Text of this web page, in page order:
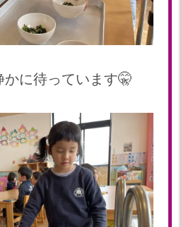
に待っています🤫